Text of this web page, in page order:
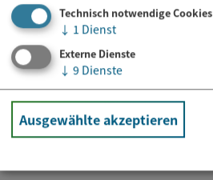
Kurs
11.08.2026
Mobility Training
Technisch notwendige Cookies
↓ 1 Dienst
Externe Dienste
↓ 9 Dienste
Ausgewählte akzeptieren